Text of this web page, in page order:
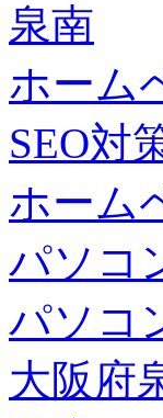
泉南
ホーム
SEO対
ホーム
パソコ
パソコ
大阪府